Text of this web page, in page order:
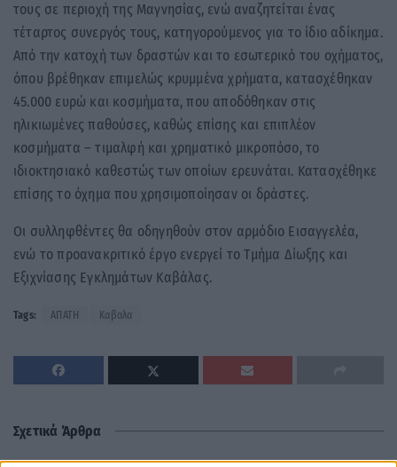
τους σε περιοχή της Μαγνησίας, ενώ αναζητείται ένας
τέταρτος συνεργός τους, κατηγορούμενος για το ίδιο αδίκημα.
Από την κατοχή των δραστών και το εσωτερικό του οχήματος,
όπου βρέθηκαν επιμελώς κρυμμένα χρήματα, κατασχέθηκαν
45.000 ευρώ και κοσμήματα, που αποδόθηκαν στις
ηλικιωμένες παθούσες, καθώς επίσης και επιπλέον
κοσμήματα – τιμαλφή και χρηματικό μικροπόσο, το
ιδιοκτησιακό καθεστώς των οποίων ερευνάται. Κατασχέθηκε
επίσης το όχημα που χρησιμοποίησαν οι δράστες.
Οι συλληφθέντες θα οδηγηθούν στον αρμόδιο Εισαγγελέα,
ενώ το προανακριτικό έργο ενεργεί το Τμήμα Δίωξης και
Εξιχνίασης Εγκλημάτων Καβάλας.
Tags: ΑΠΑΤΗ Καβαλα
Σχετικά Άρθρα